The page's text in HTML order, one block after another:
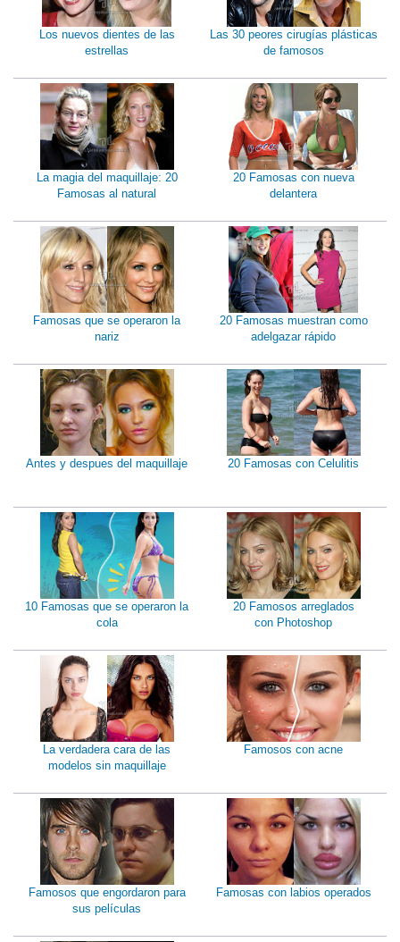
Los nuevos dientes de las
estrellas
Las 30 peores cirugías plásticas
de famosos
La magia del maquillaje: 20
Famosas al natural
20 Famosas con nueva
delantera
Famosas que se operaron la
nariz
20 Famosas muestran como
adelgazar rápido
Antes y despues del maquillaje 20 Famosas con Celulitis
10 Famosas que se operaron la
cola
20 Famosos arreglados
con Photoshop
La verdadera cara de las
modelos sin maquillaje
Famosos con acne
Famosos que engordaron para
sus películas
Famosas con labios operados